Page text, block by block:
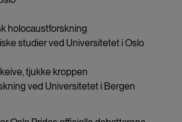
holocaustforskning
studier ved Universitetet i Oslo
tjukke kroppen
ved Universitetet i Bergen